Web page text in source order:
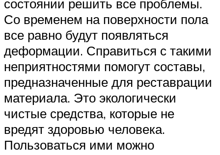
состоянии решить все проблемы.
Со временем на поверхности пола
все равно будут появляться
деформации. Справиться с такими
неприятностями помогут составы,
предназначенные для реставрации
материала. Это экологически
чистые средства, которые не
вредят здоровью человека.
Пользоваться ими можно